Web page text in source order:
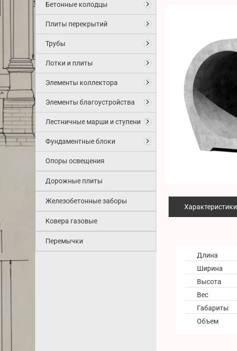
Бетонные колодцы
Плиты перекрытий
Трубы
Лотки и плиты
Элементы коллектора
Элементы благоустройства
Лестничные марши и ступени
Фундаментные блоки
Опоры освещения
Дорожные плиты
Железобетонные заборы
Ковера газовые
Перемычки
Характеристики
Длина
Ширина
Высота
Вес
Габариты
Объем